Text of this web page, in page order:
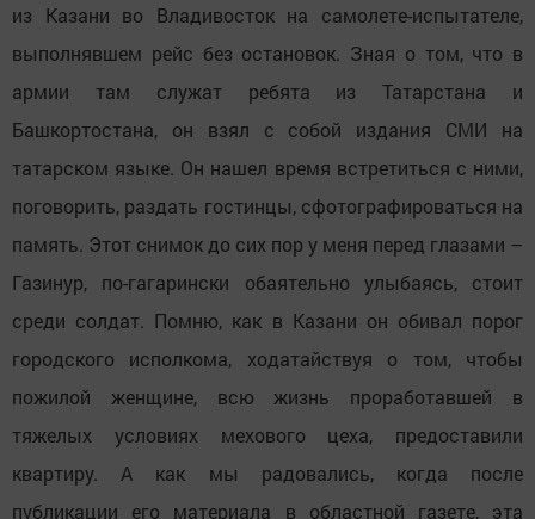
из Казани во Владивосток на самолете-испытателе,
выполнявшем рейс без остановок. Зная о том, что в
армии там служат ребята из Татарстана и
Башкортостана, он взял с собой издания СМИ на
татарском языке. Он нашел время встретиться с ними,
поговорить, раздать гостинцы, сфотографироваться на
память. Этот снимок до сих пор у меня перед глазами –
Газинур, по-гагарински обаятельно улыбаясь, стоит
среди солдат. Помню, как в Казани он обивал порог
городского исполкома, ходатайствуя о том, чтобы
пожилой женщине, всю жизнь проработавшей в
тяжелых условиях мехового цеха, предоставили
квартиру. А как мы радовались, когда после
публикации его материала в областной газете, эта